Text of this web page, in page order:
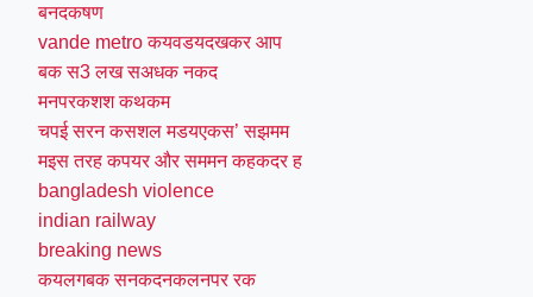
बनदकषण
vande metro कयवडयदखकर आप
बक स3 लख सअधक नकद
मनपरकशश कथकम
चपई सरन कसशल मडयएकस’ सझमम
मइस तरह कपयर और सममन कहकदर ह
bangladesh violence
indian railway
breaking news
कयलगबक सनकदनकलनपर रक